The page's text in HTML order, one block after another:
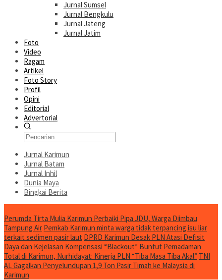
Jurnal Sumsel
Jurnal Bengkulu
Jurnal Jateng
Jurnal Jatim
Foto
Video
Ragam
Artikel
Foto Story
Profil
Opini
Editorial
Advertorial
Jurnal Karimun
Jurnal Batam
Jurnal Inhil
Dunia Maya
Bingkai Berita
Perumda Tirta Mulia Karimun Perbaiki Pipa JDU, Warga Diimbau
Tampung Air Pemkab Karimun minta warga tidak terpancing isu liar
terkait sedimen pasir laut DPRD Karimun Desak PLN Atasi Defisit
Daya dan Kejelasan Kompensasi “Blackout” Buntut Pemadaman
Total di Karimun, Nurhidayat: Kinerja PLN “Tiba Masa Tiba Akal” TNI
AL Gagalkan Penyelundupan 1,9 Ton Pasir Timah ke Malaysia di
Karimun